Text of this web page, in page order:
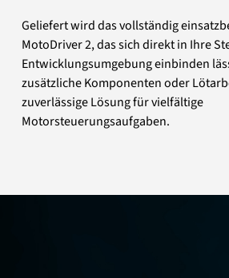
Geliefert wird das vollständig
MotoDriver 2, das sich direkt in Ihre
Entwicklungsumgebung einbinden
zusätzliche Komponenten oder
zuverlässige Lösung für vielfältige
Motorsteuerungsaufgaben.